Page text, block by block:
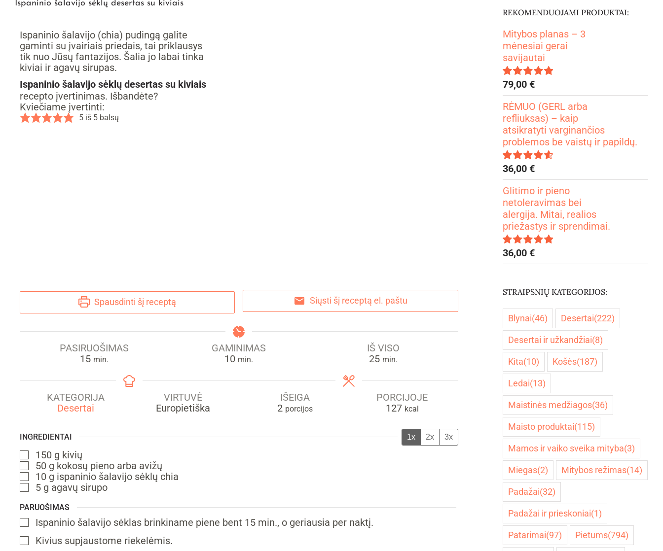
Ispaninio šalavijo sėklų desertas su kiviais
Ispaninio šalavijo (chia) pudingą galite
gaminti su įvairiais priedais, tai priklausys
tik nuo Jūsų fantazijos. Šalia jo labai tinka
kiviai ir agavų sirupas.
Ispaninio šalavijo sėklų desertas su kiviais
recepto įvertinimas. Išbandėte?
Kviečiame įvertinti:
5 iš 5 balsų
Spausdinti šį receptą Siųsti šį receptą el. paštu
PASIRUOŠIMAS
15min.
min.
GAMINIMAS
10 min.
min.
IŠ VISO
25min.
min.
KATEGORIJA
Desertai
VIRTUVĖ
Europietiška
IŠEIGA
2 porcijos
PORCIJOJE
127 kcal
INGREDIENTAI 1x 2x 3x
▢
150 g kivių
▢
50 g kokosų pieno arba avižų
▢
10 g ispaninio šalavijo sėklų chia
▢
5 g agavų sirupo
PARUOŠIMAS
▢
Ispaninio šalavijo sėklas brinkiname piene bent 15 min., o geriausia per naktį.
▢
Kivius supjaustome riekelėmis.
REKOMENDUOJAMI PRODUKTAI:
Mitybos planas – 3
mėnesiai gerai
savijautai
Įvertinimas:
4.99iš 5
79,00 €
RĖMUO (GERL arba
refliuksas) – kaip
atsikratyti varginančios
problemos be vaistų ir papildų.
Įvertinimas:
4.67iš 5
36,00 €
Glitimo ir pieno
netoleravimas bei
alergija. Mitai, realios
priežastys ir sprendimai.
Įvertinimas:
5.00iš 5
36,00 €
STRAIPSNIŲ KATEGORIJOS:
Blynai(46) Desertai(222)
Desertai ir užkandžiai(8)
Kita(10) Košės(187)
Ledai(13)
Maistinės medžiagos(36)
Maisto produktai(115)
Mamos ir vaiko sveika mityba(3)
Miegas(2) Mitybos režimas(14)
Padažai(32)
Padažai ir prieskoniai(1)
Patarimai(97) Pietums(794)